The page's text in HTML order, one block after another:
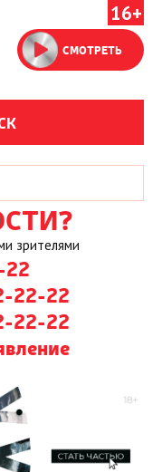
16+
СМОТРЕТЬ
зрителями
22-22
22-22